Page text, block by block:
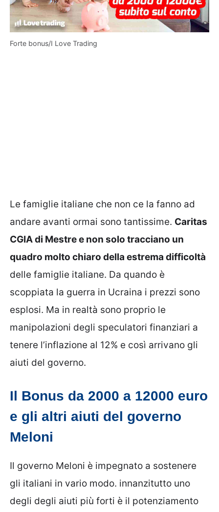
Forte bonus/I Love Trading
Le famiglie italiane che non ce la fanno ad
andare avanti ormai sono tantissime. Caritas
CGIA di Mestre e non solo tracciano un
quadro molto chiaro della estrema difficoltà
delle famiglie italiane. Da quando è
scoppiata la guerra in Ucraina i prezzi sono
esplosi. Ma in realtà sono proprio le
manipolazioni degli speculatori finanziari a
tenere l’inflazione al 12% e così arrivano gli
aiuti del governo.
Il Bonus da 2000 a 12000 euro
e gli altri aiuti del governo
Meloni
Il governo Meloni è impegnato a sostenere
gli italiani in vario modo. innanzitutto uno
degli degli aiuti più forti è il potenziamento